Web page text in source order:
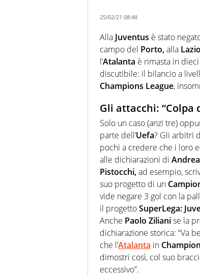
25/02/21 08:48
Alla Juventus è stato
campo del Porto,alla Lazio
l’Atalanta è rimasta in
discutibile: il bilancio a
Champions League,
Gli attacchi: “Colpa
Solo un caso (anzi tre)
parte dell’Uefa? Gli arbitri
pochi a credere che i loro
alle dichiarazioni di
Pistocchi,ad esempio,
suo progetto di un
vide negare 3 gol con la
il progettoSuperLega:
Anche Paolo Zilianise la
dichiarazione storica: “Va
che l’Atalanta in
dimostri così, col suo
eccessivo”.